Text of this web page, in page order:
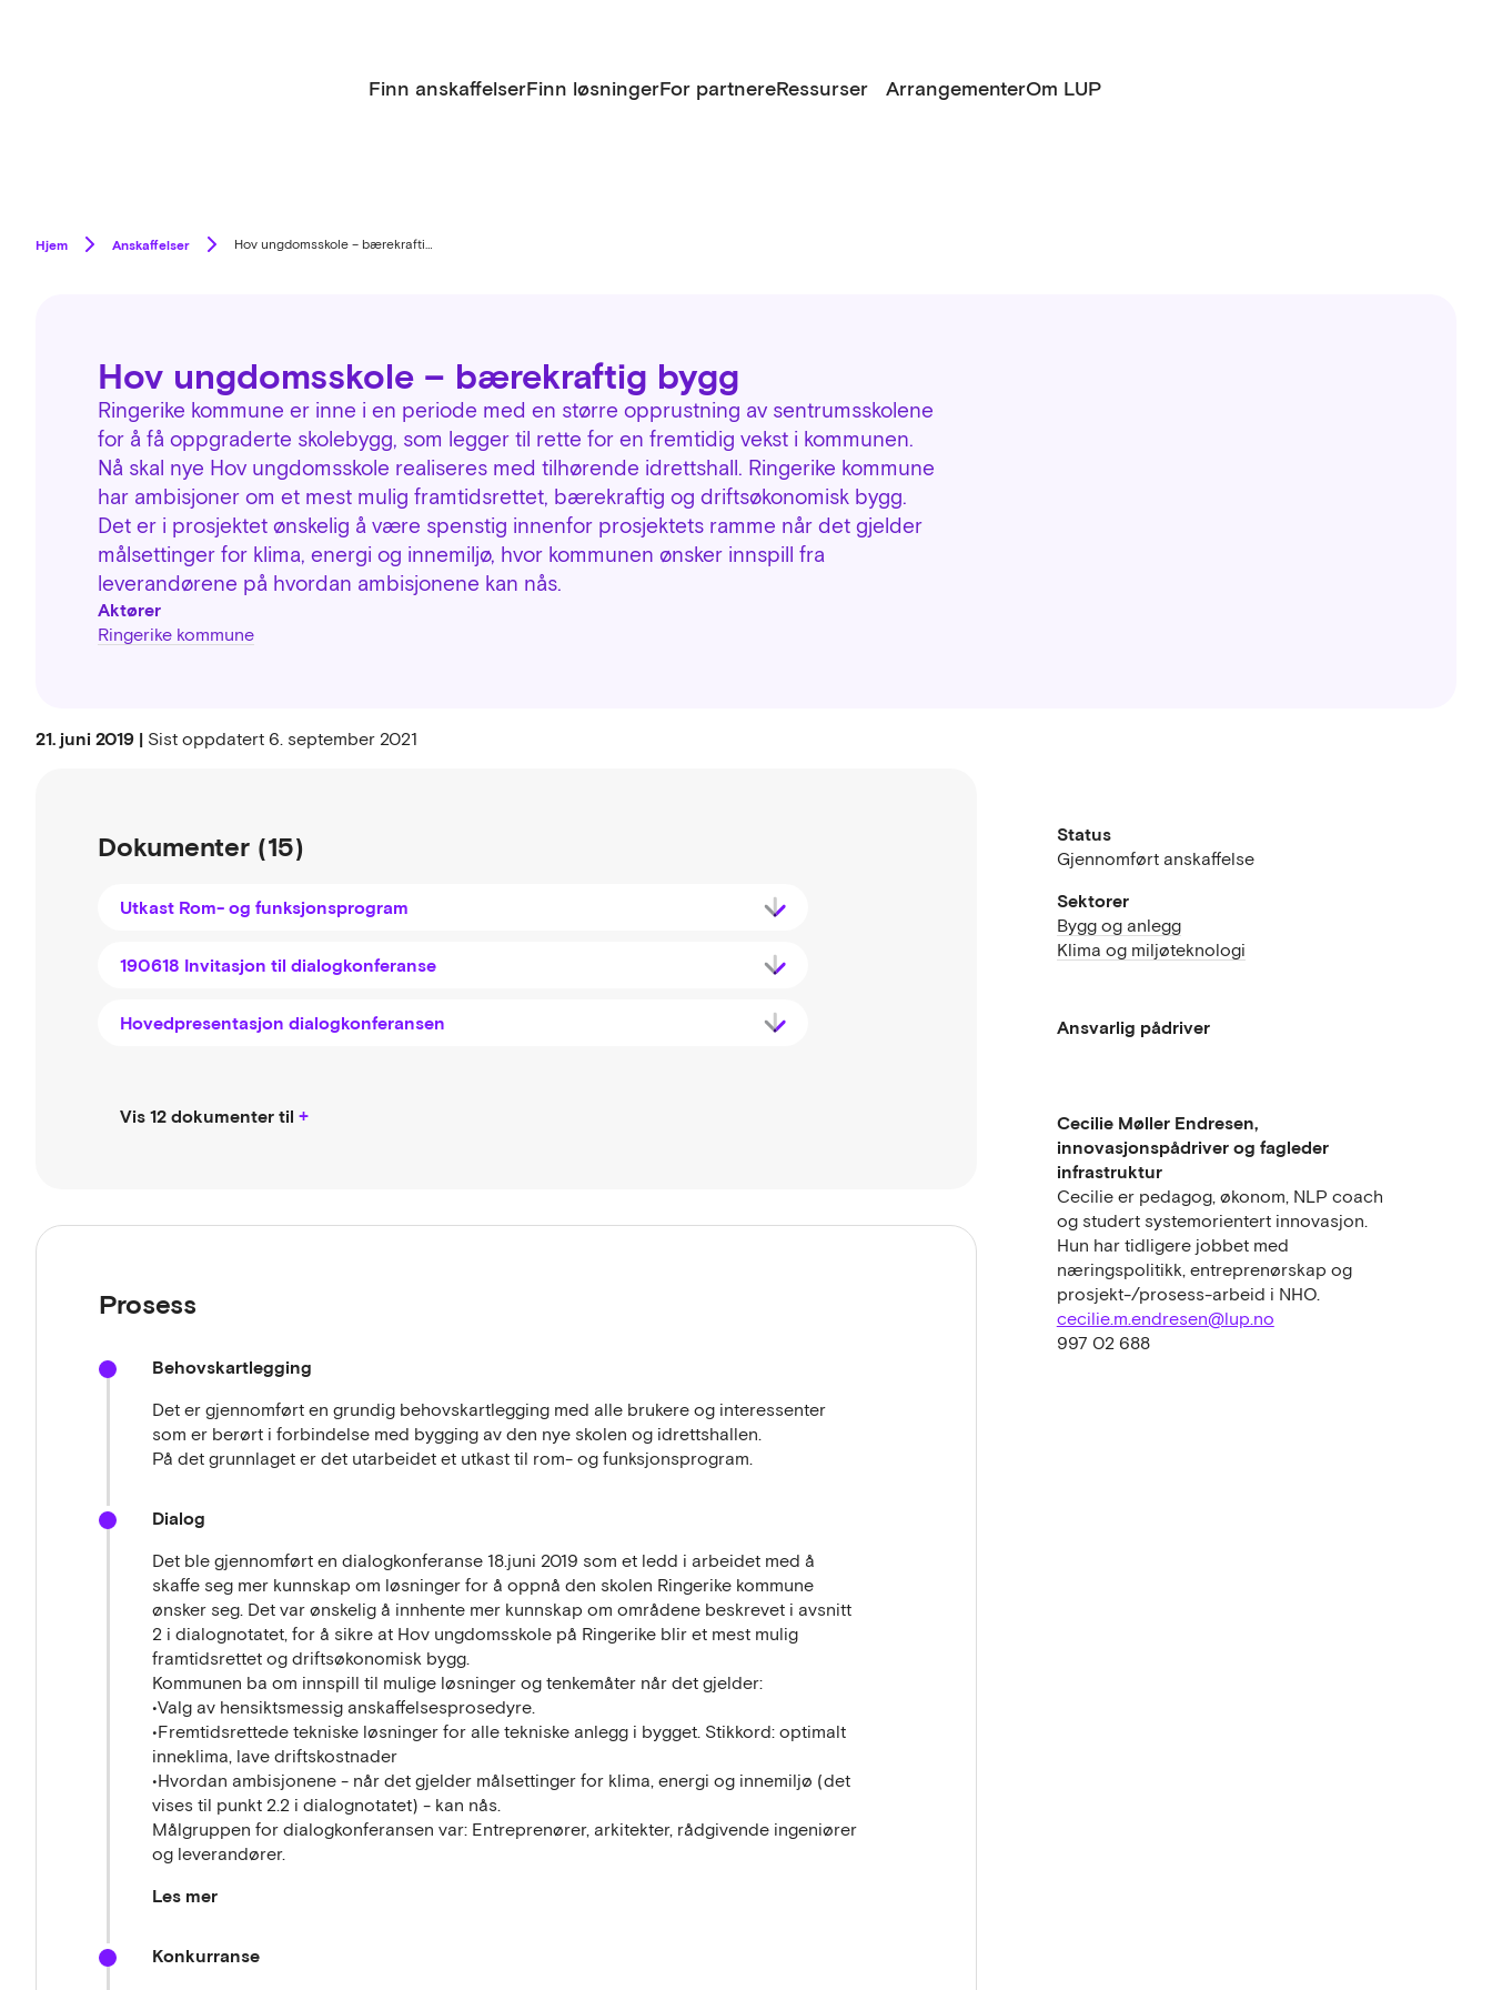
Finn anskaffelserFinn løsningerFor partnereRessurser ArrangementerOm LUP
Hjem Anskaffelser Hov ungdomsskole – bærekraftig bygg
Hov ungdomsskole – bærekraftig bygg
Ringerike kommune er inne i en periode med en større opprustning av sentrumsskolene
for å få oppgraderte skolebygg, som legger til rette for en fremtidig vekst i kommunen.
Nå skal nye Hov ungdomsskole realiseres med tilhørende idrettshall. Ringerike kommune
har ambisjoner om et mest mulig framtidsrettet, bærekraftig og driftsøkonomisk bygg.
Det er i prosjektet ønskelig å være spenstig innenfor prosjektets ramme når det gjelder
målsettinger for klima, energi og innemiljø, hvor kommunen ønsker innspill fra
leverandørene på hvordan ambisjonene kan nås.
Aktører
Ringerike kommune
21. juni 2019 | Sist oppdatert 6. september 2021
Status
Gjennomført anskaffelse
Sektorer
Bygg og anlegg
Klima og miljøteknologi
Ansvarlig pådriver
Cecilie Møller Endresen,
innovasjonspådriver og fagleder
infrastruktur
Cecilie er pedagog, økonom, NLP coach
og studert systemorientert innovasjon.
Hun har tidligere jobbet med
næringspolitikk, entreprenørskap og
prosjekt-/prosess-arbeid i NHO.
cecilie.m.endresen@lup.no
997 02 688
Dokumenter (15)
Utkast Rom- og funksjonsprogram
190618 Invitasjon til dialogkonferanse
Hovedpresentasjon dialogkonferansen
Vis 12 dokumenter til
Prosess
Behovskartlegging
Det er gjennomført en grundig behovskartlegging med alle brukere og interessenter
som er berørt i forbindelse med bygging av den nye skolen og idrettshallen.
På det grunnlaget er det utarbeidet et utkast til rom- og funksjonsprogram.
Dialog
Det ble gjennomført en dialogkonferanse 18.juni 2019 som et ledd i arbeidet med å
skaffe seg mer kunnskap om løsninger for å oppnå den skolen Ringerike kommune
ønsker seg. Det var ønskelig å innhente mer kunnskap om områdene beskrevet i avsnitt
2 i dialognotatet, for å sikre at Hov ungdomsskole på Ringerike blir et mest mulig
framtidsrettet og driftsøkonomisk bygg.
Kommunen ba om innspill til mulige løsninger og tenkemåter når det gjelder:
•Valg av hensiktsmessig anskaffelsesprosedyre.
•Fremtidsrettede tekniske løsninger for alle tekniske anlegg i bygget. Stikkord: optimalt
inneklima, lave driftskostnader
•Hvordan ambisjonene - når det gjelder målsettinger for klima, energi og innemiljø (det
vises til punkt 2.2 i dialognotatet) - kan nås.
Målgruppen for dialogkonferansen var: Entreprenører, arkitekter, rådgivende ingeniører
og leverandører.
Les mer
ingeniører og leverandører.
Konkurranse